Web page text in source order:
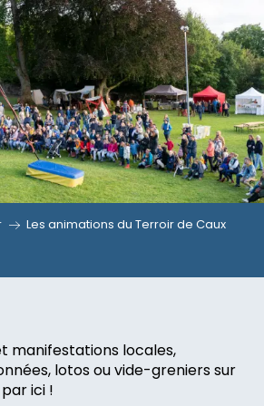
Les animations du Terroir de Caux
manifestations locales,
lotos ou vide-greniers sur
ici !